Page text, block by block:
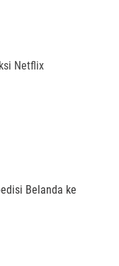
Netflix
Belanda ke